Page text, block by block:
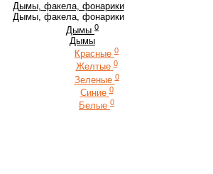
Дымы, факела, фонарики
Дымы, факела, фонарики
Дымы 0
Дымы
Красные 0
Желтые 0
Зеленые 0
Синие 0
Белые 0